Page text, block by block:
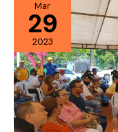
Mar
29
2023